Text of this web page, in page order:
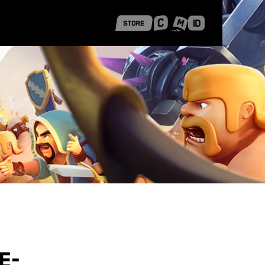
Career Stories